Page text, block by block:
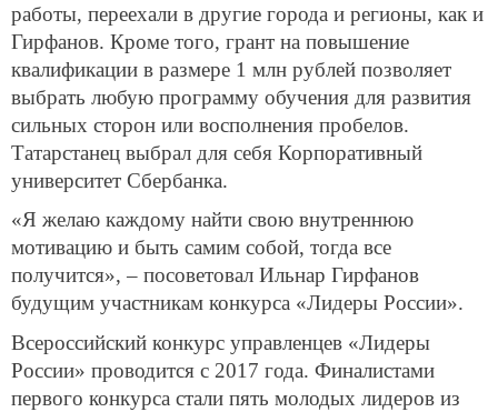
работы, переехали в другие города и регионы, как и
Гирфанов. Кроме того, грант на повышение
квалификации в размере 1 млн рублей позволяет
выбрать любую программу обучения для развития
сильных сторон или восполнения пробелов.
Татарстанец выбрал для себя Корпоративный
университет Сбербанка.
«Я желаю каждому найти свою внутреннюю
мотивацию и быть самим собой, тогда все
получится», – посоветовал Ильнар Гирфанов
будущим участникам конкурса «Лидеры России».
Всероссийский конкурс управленцев «Лидеры
России» проводится с 2017 года. Финалистами
первого конкурса стали пять молодых лидеров из